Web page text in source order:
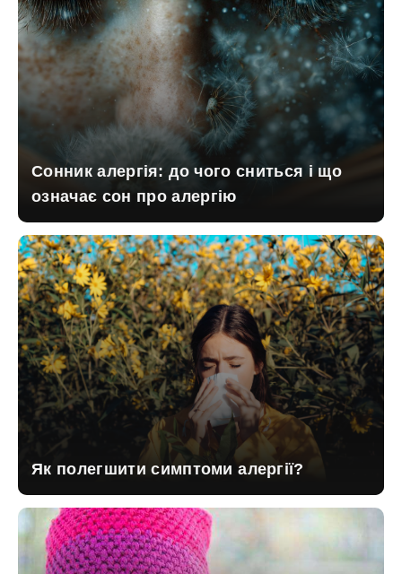
Сонник алергія: до чого сниться і що
означає сон про алергію
Як полегшити симптоми алергії?